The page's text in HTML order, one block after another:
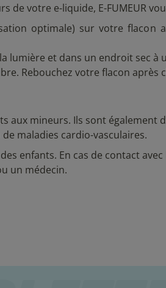
de votre e-liquide, E-FUMEUR
optimale) sur votre
lumière et dans un endroit sec à
Rebouchez votre flacon après
aux mineurs. Ils sont également
maladies cardio-vasculaires.
enfants. En cas de contact
un médecin.